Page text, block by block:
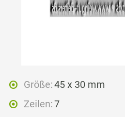
Größe:45 x 30 mm
Zeilen:7